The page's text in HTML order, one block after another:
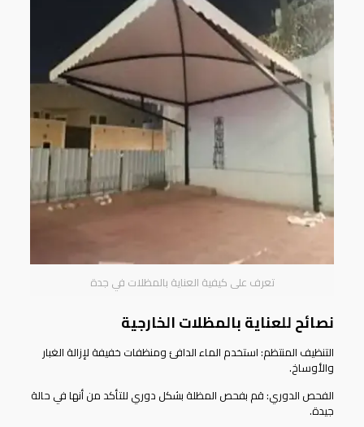
تعرف على كيفية العناية بالمظلات في جدة
نصائح للعناية بالمظلات الخارجية
التنظيف المنتظم: استخدم الماء الدافئ ومنظفات خفيفة لإزالة الغبار
والأوساخ.
الفحص الدوري: قم بفحص المظلة بشكل دوري للتأكد من أنها في حالة
جيدة.